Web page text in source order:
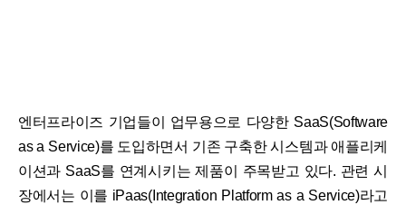
엔터프라이즈 기업들이 업무용으로 다양한 SaaS(Software
as a Service)를 도입하면서 기존 구축한 시스템과 애플리케
이션과 SaaS를 연계시키는 제품이 주목받고 있다. 관련 시
장에서는 이를 iPaas(Integration Platform as a Service)라고